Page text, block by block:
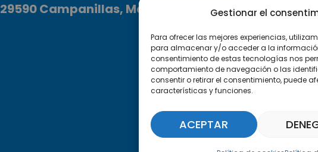
Gestionar el
Para ofrecer las mejores experiencias,
para almacenar y/o acceder a la
consentimiento de estas tecnologías nos
comportamiento de navegación o las
consentir o retirar el consentimiento, puede
características y funciones.
ACEPTAR
29590 Campanillas, Málaga